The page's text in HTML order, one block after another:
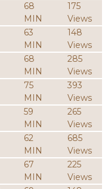
68
MIN
175
Views
63
MIN
148
Views
68
MIN
285
Views
75
MIN
393
Views
59
MIN
265
Views
62
MIN
685
Views
67
MIN
225
Views